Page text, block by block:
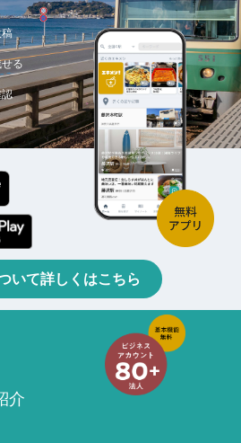
る
認
いて詳しくはこちら
介